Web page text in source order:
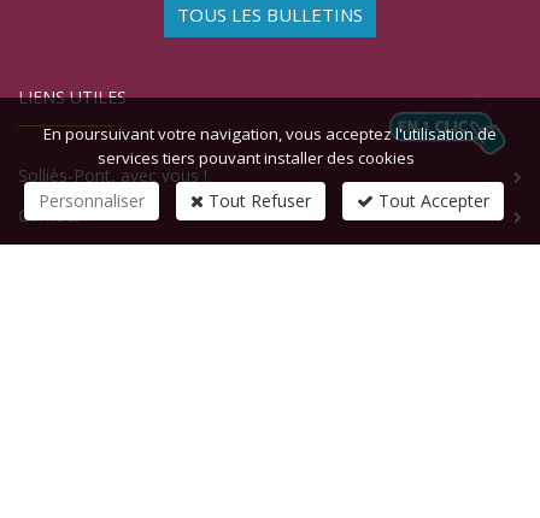
TOUS LES BULLETINS
LIENS UTILES
Solliès-Pont, avec vous !
Contact
En poursuivant votre navigation, vous acceptez l'utilisation de
services tiers pouvant installer des cookies
Personnaliser Tout Refuser Tout Accepter